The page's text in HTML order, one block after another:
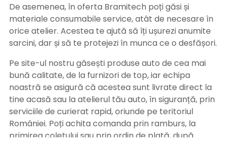
De asemenea, în oferta Bramitech poți găsi și
materiale consumabile service, atât de necesare în
orice atelier. Acestea te ajută să îți ușurezi anumite
sarcini, dar și să te protejezi în munca ce o desfășori.
Pe site-ul nostru găsești produse auto de cea mai
bună calitate, de la furnizori de top, iar echipa
noastră se asigură că acestea sunt livrate direct la
tine acasă sau la atelierul tău auto, în siguranță, prin
serviciile de curierat rapid, oriunde pe teritoriul
României. Poți achita comanda prin ramburs, la
primirea coletului sau prin ordin de plată, după